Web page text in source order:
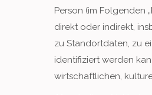
Person (im Folgenden
direkt oder indirekt,
zu Standortdaten, zu
identifiziert werden
wirtschaftlichen,